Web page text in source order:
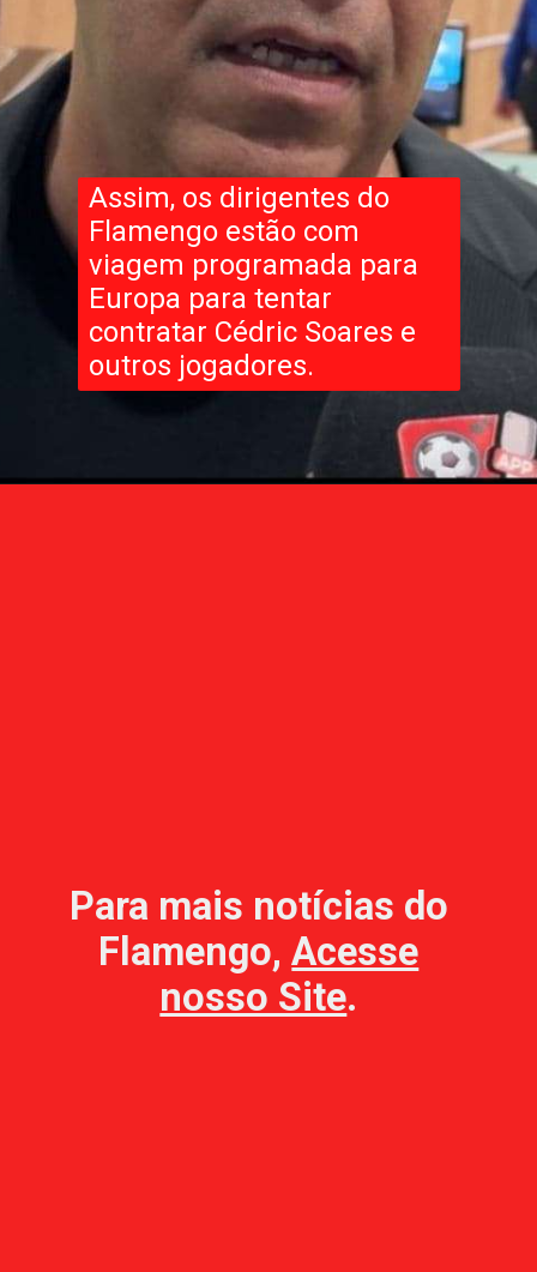
Assim, os dirigentes do
Flamengo estão com
viagem programada para
Europa para tentar
contratar Cédric Soares e
outros jogadores.
Para mais notícias do
Flamengo,Acesse
nosso Site.